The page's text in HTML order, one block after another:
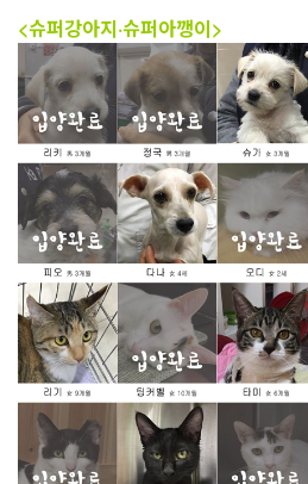
<슈퍼강아지·슈퍼아깽이>